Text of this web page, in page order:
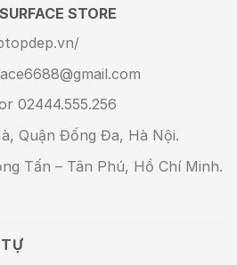
STORE
02444.555.256
Quận Đống Đa, Hà Nội.
Tấn – Tân Phú, Hồ Chí Minh.